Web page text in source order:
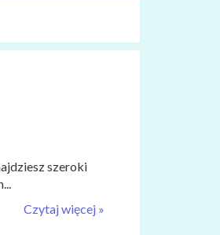
szeroki
Czytaj więcej »